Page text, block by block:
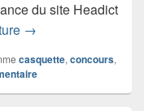
du site Headict
Découverte de
→
casquette, concours,